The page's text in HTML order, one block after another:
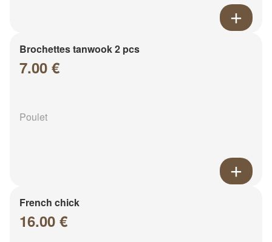
Brochettes tanwook 2 pcs
7.00 €
Poulet
French chick
16.00 €